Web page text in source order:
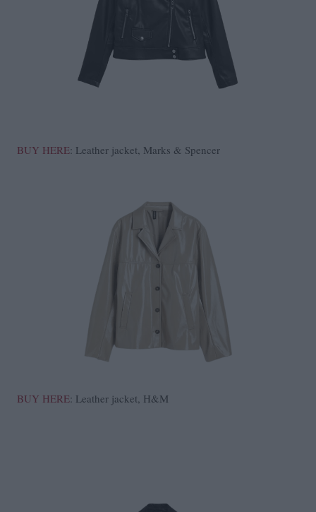
BUY HERE: Leather jacket, Marks & Spencer
BUY HERE: Leather jacket, H&M